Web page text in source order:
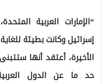
“الإمارات العربية
إسرائيل وكانت بطيئة
الأخيرة، أعتقد أنها
حد ما عن الدول